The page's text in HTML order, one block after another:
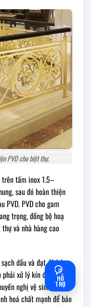
PVD cho biệt thự.
trên tấm inox 1.5–
sau đó hoàn thiện
PVD. PVD cho gam
trọng, đồng bộ hoạ
và nhà hàng cao
dầu và đạt độ bóng
xử lý kín để tránh
nghị vệ sinh bằng
hoá chất mạnh để bảo
HỖ
TRỢ